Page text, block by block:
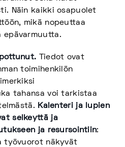
Näin kaikki osapuolet
mikä nopeuttaa
epävarmuutta.
Tiedot ovat
toimihenkilön
tahansa voi tarkistaa
Kalenteri ja lupien
selkeyttä ja
ja resursointiin:
työvuorot näkyvät